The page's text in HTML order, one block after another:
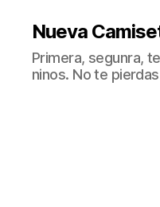
Nueva
Primera, segunra,
ninos. No te